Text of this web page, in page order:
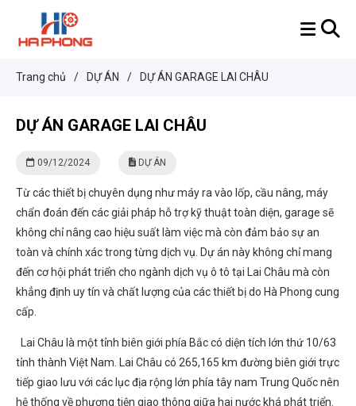
Trang chủ / DỰ ÁN / DỰ ÁN GARAGE LAI CHÂU
DỰ ÁN GARAGE LAI CHÂU
09/12/2024 DỰ ÁN
Từ các thiết bị chuyên dụng như máy ra vào lốp, cầu nâng, máy
chẩn đoán đến các giải pháp hỗ trợ kỹ thuật toàn diện, garage sẽ
không chỉ nâng cao hiệu suất làm việc mà còn đảm bảo sự an
toàn và chính xác trong từng dịch vụ. Dự án này không chỉ mang
đến cơ hội phát triển cho ngành dịch vụ ô tô tại Lai Châu mà còn
khẳng định uy tín và chất lượng của các thiết bị do Hà Phong cung
cấp.
Lai Châu là một tỉnh biên giới phía Bắc có diện tích lớn thứ 10/63
tỉnh thành Việt Nam. Lai Châu có 265,165 km đường biên giới trực
tiếp giao lưu với các lục địa rộng lớn phía tây nam Trung Quốc nên
hệ thống về phương tiện giao thông giữa hai nước khá phát triển.